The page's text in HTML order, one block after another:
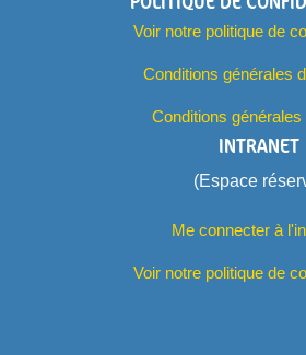
Voir notre politique de
Conditions générales
Conditions générales
INTRANET
(Espace
Me connecter à
Voir notre politique de